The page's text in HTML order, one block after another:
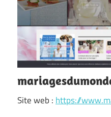
Site web : https://